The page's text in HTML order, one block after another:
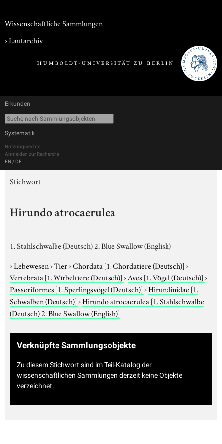
Wissenschaftliche Sammlungen
›Lautarchiv
Erkunden
Systematik
Nutzungsrechte
Anmelden zur Recherche
EN / DE
Stichwort
Hirundo atrocaerulea
1. Stahlschwalbe (Deutsch) 2. Blue Swallow (English)
›Lebewesen›Tier›Chordata [1. Chordatiere (Deutsch)]›
Vertebrata [1. Wirbeltiere (Deutsch)]›Aves [1. Vögel (Deutsch)]›
Passeriformes [1. Sperlingsvögel (Deutsch)]›Hirundinidae [1.
Schwalben (Deutsch)]›Hirundo atrocaerulea [1. Stahlschwalbe
(Deutsch) 2. Blue Swallow (English)]
Verknüpfte Sammlungsobjekte
Zu diesem Stichwort sind im Teil-Katalog der
wissenschaftlichen Sammlungen derzeit keine Objekte
verzeichnet.